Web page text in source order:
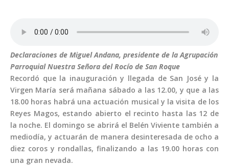
Declaraciones de Miguel Andana, presidente de laAgrupación
Parroquial Nuestra Señora del Rocío de San Roque
Recordó que la inauguración y llegada de San José y la
Virgen María será mañana sábado a las 12.00, y que a las
18.00 horas habrá una actuación musical y la visita de los
Reyes Magos, estando abierto el recinto hasta las 12 de
la noche. El domingo se abrirá el Belén Viviente también a
mediodía, y actuarán de manera desinteresada de ocho a
diez coros y rondallas, finalizando a las 19.00 horas con
una gran nevada.